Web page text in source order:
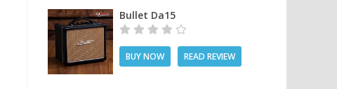
Bullet Da15
BUY NOW READ REVIEW